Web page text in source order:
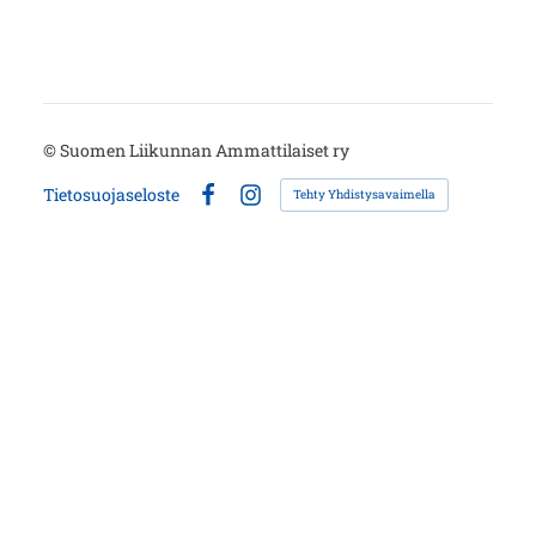
©Suomen Liikunnan Ammattilaiset ry
Tietosuojaseloste
FacebookInstagram
Tehty Yhdistysavaimella